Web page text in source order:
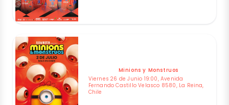
Minions y Monstruos
Viernes 26 de Junio 19:00, Avenida
Fernando Castillo Velasco 8580, La Reina,
Chile